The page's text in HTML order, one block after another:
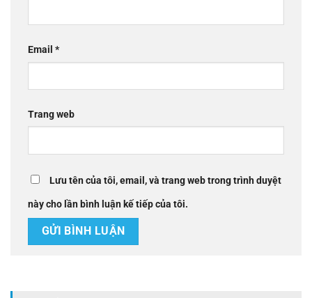
Email *
Trang web
Lưu tên của tôi, email, và trang web trong trình duyệt
này cho lần bình luận kế tiếp của tôi.